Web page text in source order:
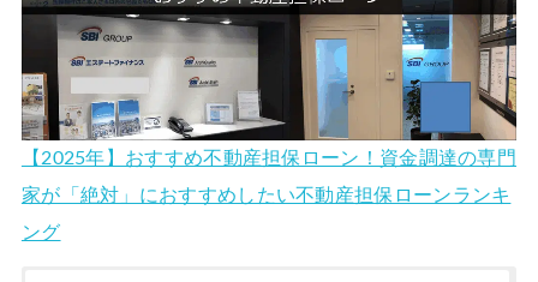
【2025年】おすすめ不動産担保ローン！資金調達の専門
家が「絶対」におすすめしたい不動産担保ローンランキ
ング